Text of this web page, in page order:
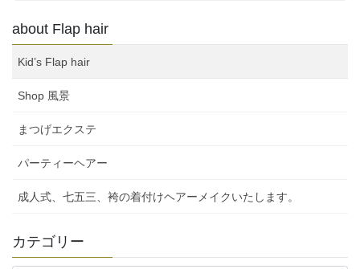
about Flap hair
Kid’s Flap hair
Shop 風景
まつげエクステ
パーティーヘアー
成人式、七五三、袴の着付けヘアーメイクいたします。
カテゴリー